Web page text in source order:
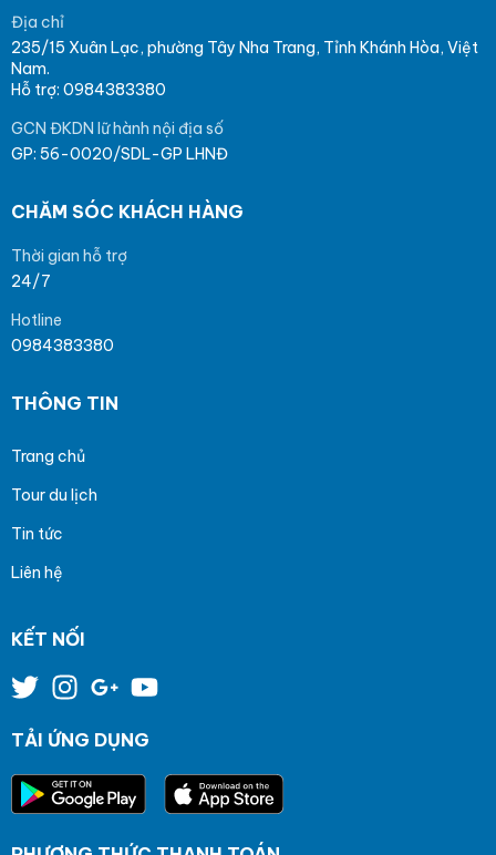
Địa chỉ
235/15 Xuân Lạc, phường Tây Nha Trang, Tỉnh Khánh Hòa, Việt
Nam.
Hỗ trợ: 0984383380
GCN ĐKDN lữ hành nội địa số
GP: 56-0020/SDL-GP LHNĐ
CHĂM SÓC KHÁCH HÀNG
Thời gian hỗ trợ
24/7
Hotline
0984383380
THÔNG TIN
Trang chủ
Tour du lịch
Tin tức
Liên hệ
KẾT NỐI
TẢI ỨNG DỤNG